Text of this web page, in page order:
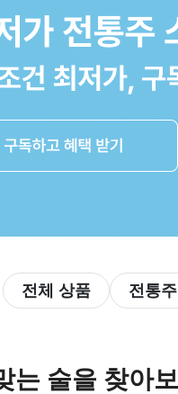
전체 상품 전통
는 술을 찾아